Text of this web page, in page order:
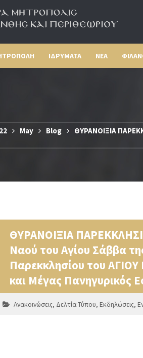
ΙΔΡΥΜΑΤΑ ΝΕΑ
May Blog
ΘΥΡΑΝΟΙΞΙΑ
ΘΥΡΑΝΟΙΞΙΑ
Ναού του Αγίου Σάββα
Παρεκκλησίου του
και Μέγας Πανηγυρικός
Ανακοινώσεις, Δελτία Τύπου, Εκδηλώσεις,